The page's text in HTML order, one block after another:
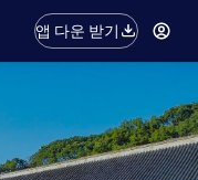
앱 다운 받기